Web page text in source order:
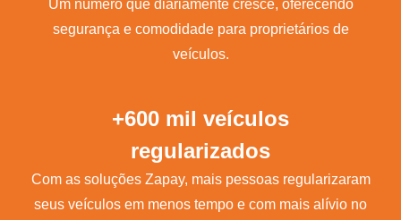
Um número que diariamente cresce, oferecendo
segurança e comodidade para proprietários de
veículos.
+600 mil veículos
regularizados
Com as soluções Zapay, mais pessoas regularizaram
seus veículos em menos tempo e com mais alívio no